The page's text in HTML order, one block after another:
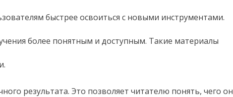
быстрее освоиться с новыми инструментами.
более понятным и доступным. Такие материалы
результата. Это позволяет читателю понять, чего он